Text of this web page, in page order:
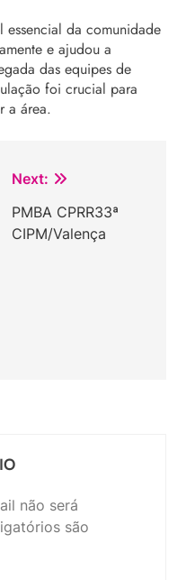
essencial da comunidade
e ajudou a
das equipes de
foi crucial para
a área.
Next:
PMBA CPRR33ª
CIPM/Valença
não será
são